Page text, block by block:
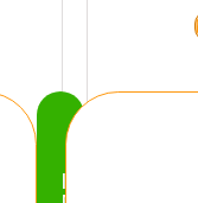
Köp